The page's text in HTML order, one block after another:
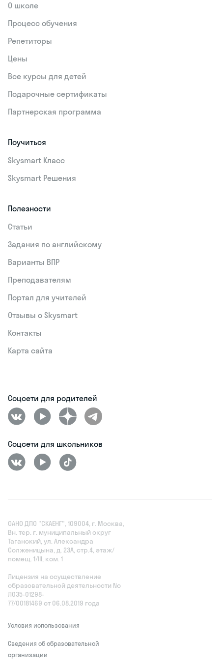
О школе
Процесс обучения
Репетиторы
Цены
Все курсы для детей
Подарочные сертификаты
Партнерская программа
Поучиться
Skysmart Класс
Skysmart Решения
Полезности
Статьи
Задания по английскому
Варианты ВПР
Преподавателям
Портал для учителей
Отзывы о Skysmart
Контакты
Карта сайта
Соцсети для родителей
Соцсети для школьников
ОАНО ДПО "СКАЕНГ", 109004, г. Москва,
Вн. тер. г. муниципальный округ
Таганский, ул. Александра
Солженицына, д. 23А, стр.4, этаж/
помещ. 1/III, ком. 1
Лицензия на осуществление
образовательной деятельности No
Л035‑01298-
77/00181469 от 06.08.2019 года
Условия использования
Сведения об образовательной
организации